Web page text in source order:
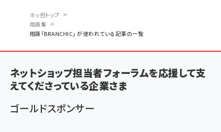
ン
く
ず
ネッ担トップ
用語集
用語「BRANCHIC」 が使われている記事の一覧
ネットショップ担当者フォーラムを応援して支
えてくださっている企業さま
ゴールドスポンサー